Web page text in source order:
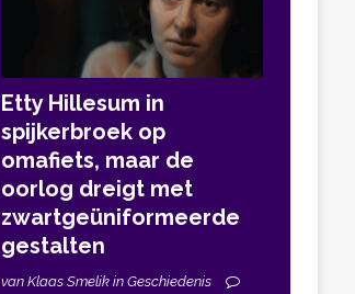
Etty Hillesum in
spijkerbroek op
omafiets, maar de
oorlog dreigt met
zwartgeüniformeerde
gestalten
van Klaas Smelik in Geschiedenis